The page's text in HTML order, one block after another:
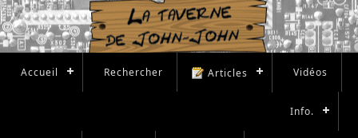
Accueil Rechercher Articles Vidéos
Info.